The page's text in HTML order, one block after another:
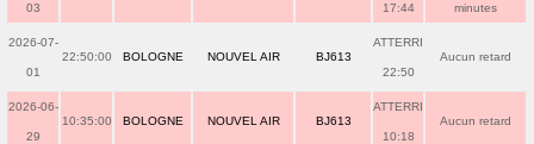
03 17:44 minutes
2026-07-
01
22:50:00 BOLOGNE NOUVEL AIR BJ613
ATTERRI
22:50
Aucun retard
2026-06-
29
10:35:00 BOLOGNE NOUVEL AIR BJ613
ATTERRI
10:18
Aucun retard